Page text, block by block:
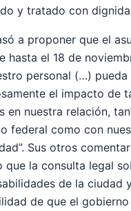
y tratado con
a proponer que el
hasta el 18 de
personal (…) pueda
el impacto de
en nuestra relación,
federal como con
Sus otros
que la consulta legal
de la ciudad
de que el